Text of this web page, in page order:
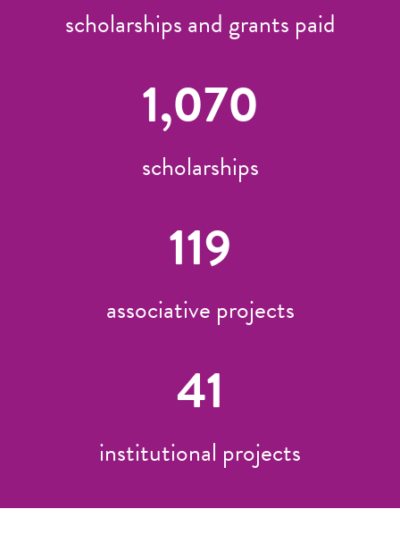
scholarships and grants paid
1,070
scholarships
119
associative projects
41
institutional projects